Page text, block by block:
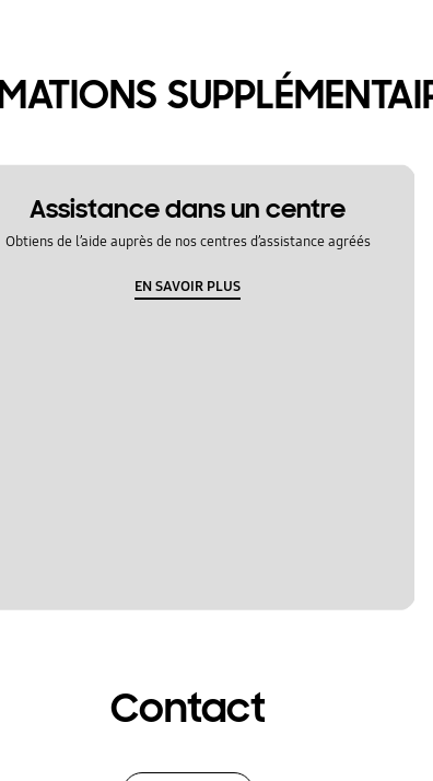
Assistance dans un centre
Obtiens de l’aide auprès de nos centres d’assistance agréés
EN SAVOIR PLUS
Contact